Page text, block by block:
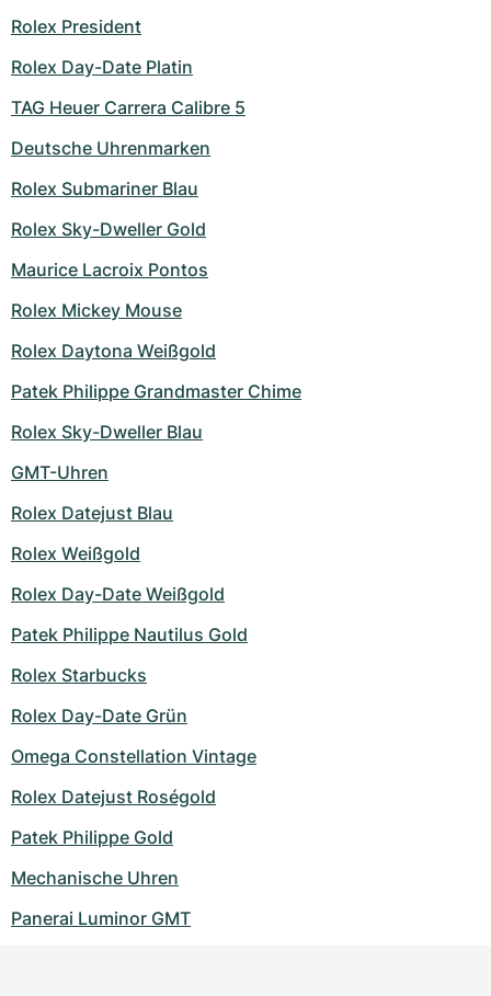
Rolex President
Rolex Day-Date Platin
TAG Heuer Carrera Calibre 5
Deutsche Uhrenmarken
Rolex Submariner Blau
Rolex Sky-Dweller Gold
Maurice Lacroix Pontos
Rolex Mickey Mouse
Rolex Daytona Weißgold
Patek Philippe Grandmaster Chime
Rolex Sky-Dweller Blau
GMT-Uhren
Rolex Datejust Blau
Rolex Weißgold
Rolex Day-Date Weißgold
Patek Philippe Nautilus Gold
Rolex Starbucks
Rolex Day-Date Grün
Omega Constellation Vintage
Rolex Datejust Roségold
Patek Philippe Gold
Mechanische Uhren
Panerai Luminor GMT